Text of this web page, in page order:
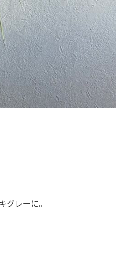
レーに。